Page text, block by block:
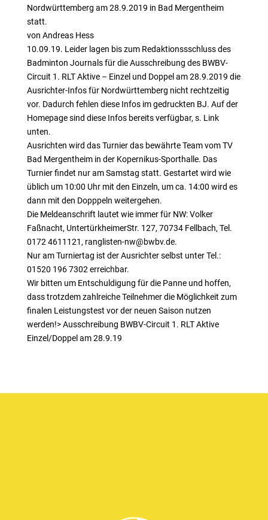
Nordwürttemberg am 28.9.2019 in Bad Mergentheim
statt.
von Andreas Hess
10.09.19. Leider lagen bis zum Redaktionssschluss des
Badminton Journals für die Ausschreibung des BWBV-
Circuit 1. RLT Aktive – Einzel und Doppel am 28.9.2019 die
Ausrichter-Infos für Nordwürttemberg nicht rechtzeitig
vor. Dadurch fehlen diese Infos im gedruckten BJ. Auf der
Homepage sind diese Infos bereits verfügbar, s. Link
unten.
Ausrichten wird das Turnier das bewährte Team vom TV
Bad Mergentheim in der Kopernikus-Sporthalle. Das
Turnier findet nur am Samstag statt. Gestartet wird wie
üblich um 10:00 Uhr mit den Einzeln, um ca. 14:00 wird es
dann mit den Dopppeln weitergehen.
Die Meldeanschrift lautet wie immer für NW: Volker
Faßnacht, UntertürkheimerStr. 127, 70734 Fellbach, Tel.
0172 4611121, ranglisten-nw@bwbv.de.
Nur am Turniertag ist der Ausrichter selbst unter Tel.:
01520 196 7302 erreichbar.
Wir bitten um Entschuldigung für die Panne und hoffen,
dass trotzdem zahlreiche Teilnehmer die Möglichkeit zum
finalen Leistungstest vor der neuen Saison nutzen
werden!> Ausschreibung BWBV-Circuit 1. RLT Aktive
Einzel/Doppel am 28.9.19